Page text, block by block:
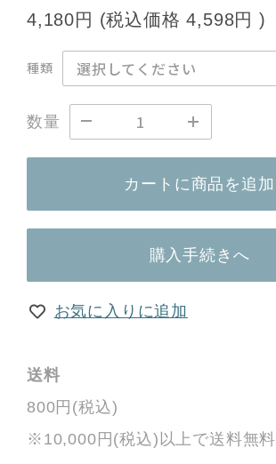
4,180円 (税込価格4,598円 )
種類
数量
カートに商品を追加
購入手続きへ
お気に入りに追加
送料
800円(税込)
※10,000円(税込)以上で送料無料